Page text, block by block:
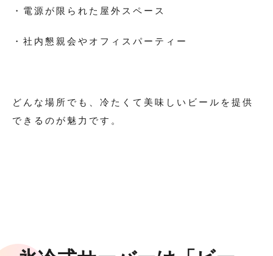
・電源が限られた屋外スペース
・社内懇親会やオフィスパーティー
どんな場所でも、冷たくて美味しいビールを提供
できるのが魅力です。